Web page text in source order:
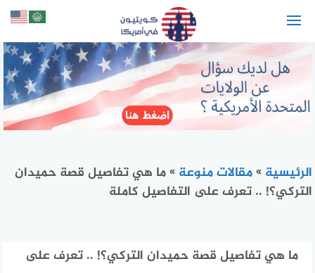
الرئيسية »مقالات منوعة »ما هي تفاصيل قصة حميدان
التركي؟! .. تعرف على التفاصيل كاملة
ما هي تفاصيل قصة حميدان التركي؟! .. تعرف على